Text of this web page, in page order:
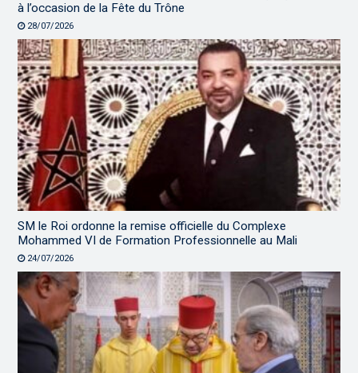
à l’occasion de la Fête du Trône
28/07/2026
SM le Roi ordonne la remise officielle du Complexe
Mohammed VI de Formation Professionnelle au Mali
24/07/2026